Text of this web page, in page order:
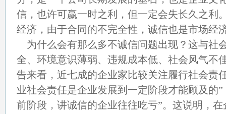
信，也许可赢一时之利，但一定会失长久之利
经济，由于合同的不完全性，诚信也是市场经
为什么会有那么多不诚信问题出现？这与社
全、环境意识薄弱、违规成本低、社会风气不
告来看，近七成的企业家比较关注履行社会责
业社会责任是企业发展到一定阶段才能顾及的
前阶段，讲诚信的企业往往吃亏”。这说明，